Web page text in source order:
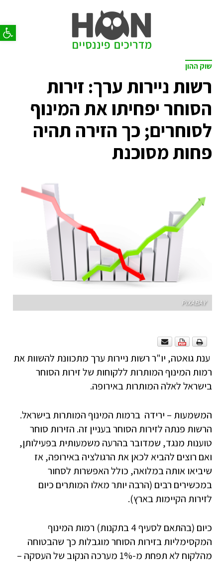
פתח
שוק ההון
רשות ניירות ערך: זירות
הסוחר יפחיתו את המינוף
לסוחרים; כך הזירה תהיה
פחות מסוכנת
PIXABAY
ענת גואטה, יו"ר רשות ניירות ערך מתכוונת להשוות את
רמות המינוף המותרות ללקוחות של זירות הסוחר
בישראל לאלה המותרות באירופה.
המשמעות – ירידה ברמות המינוף המותרות בישראל.
הרשות פנתה לזירות הסוחר בעניין זה. הזירות סוחר
טוענות מנגד, שמדובר בהרעה משמעותית בפעילותן,
ואם רוצים להביא לכאן את הרגולציה באירופה, אז
שיביאו אותה במלואה, כולל האפשרות לסחור
במכשירים רבים (הרבה יותר מאלו המותרים כיום
לזירות הקיימות בארץ).
כיום (בהתאם לסעיף 4 בתקנות) רמות המינוף
המקסימליות בזירות הסוחר מוגבלות כך שהבטוחה
מהלקוח לא תפחת מ-1% מערכה הנקוב של העסקה –